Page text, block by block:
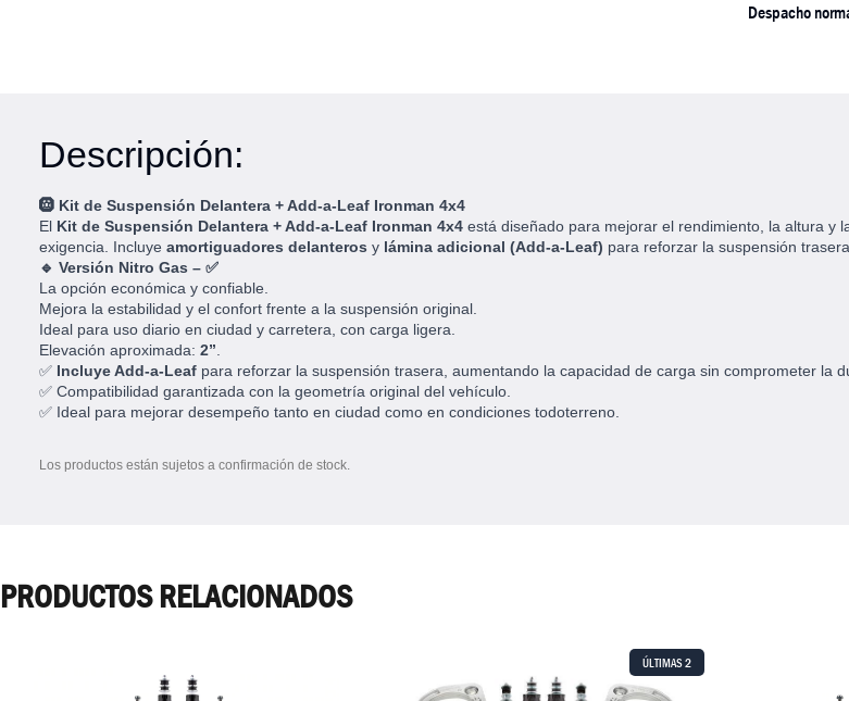
Despacho
Descripción:
🛞 Kit de Suspensión Delantera + Add-a-Leaf Ironman 4x4
El Kit de Suspensión Delantera + Add-a-Leaf Ironman 4x4 está diseñado para mejorar el rendimiento, la altura y
exigencia. Incluye amortiguadores delanteros y lámina adicional (Add-a-Leaf) para reforzar la suspensión
🔹 Versión Nitro Gas – ✅
La opción económica y confiable.
Mejora la estabilidad y el confort frente a la suspensión original.
Ideal para uso diario en ciudad y carretera, con carga ligera.
Elevación aproximada: 2”
✅ Incluye Add-a-Leaf para reforzar la suspensión trasera, aumentando la capacidad de carga sin comprometer la
✅ Compatibilidad garantizada con la geometría original del vehículo.
✅ Ideal para mejorar desempeño tanto en ciudad como en condiciones todoterreno.
Los productos están sujetos a confirmación de stock.
PRODUCTOS RELACIONADOS
ÚLTIMAS2